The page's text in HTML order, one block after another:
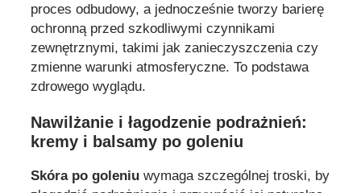
proces odbudowy, a jednocześnie tworzy barierę
ochronną przed szkodliwymi czynnikami
zewnętrznymi, takimi jak zanieczyszczenia czy
zmienne warunki atmosferyczne. To podstawa
zdrowego wyglądu.
Nawilżanie i łagodzenie podrażnień:
kremy i balsamy po goleniu
Skóra po goleniu wymaga szczególnej troski, by